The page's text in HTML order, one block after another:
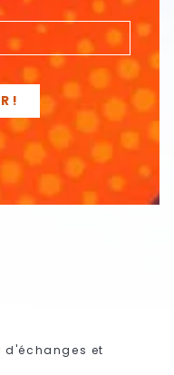
d'échanges et